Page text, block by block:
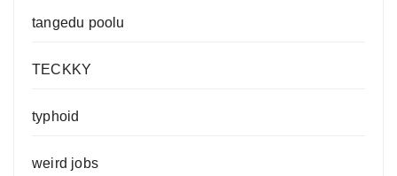
tangedu poolu
TECKKY
typhoid
weird jobs